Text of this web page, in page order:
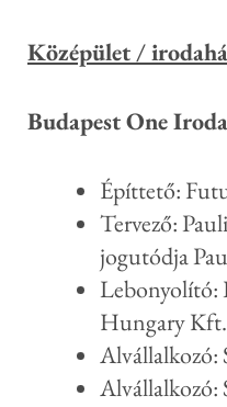
Középület /
Budapest One
Építtető:
Tervező:
jogutódja
Lebonyolító:
Hungary
Alvállalkozó:
Alvállalkozó: